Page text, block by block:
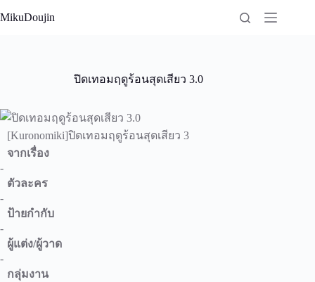
to
MikuDoujin
ปิดเทอมฤดูร้อนสุดเสียว 3.0
[Kuronomiki]ปิดเทอมฤดูร้อนสุดเสียว 3
จากเรื่อง
-
ตัวละคร
-
ป้ายกำกับ
-
ผู้แต่ง/ผู้วาด
-
กลุ่มงาน